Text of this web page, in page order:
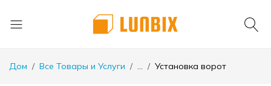
Дом Все Товары и Услуги ... Установка ворот